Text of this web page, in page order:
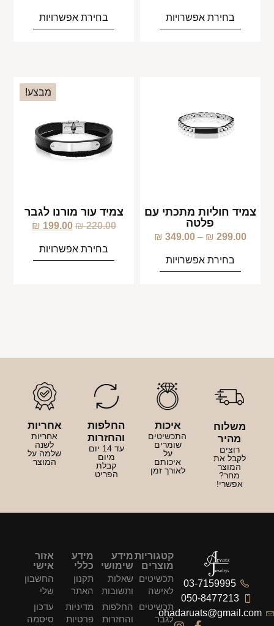
בחירת אפשרויות בחירת אפשרויות
צמיד חוליות מתכתי עם
פלטה
299.00
₪
–
349.00
₪
בחירת אפשרויות
מבצע!
צמיד עור מורנו לגבר
220.00
₪
199.00
₪
בחירת אפשרויות
משלוח
מהיר
רוצים
לקבל את
המוצר
מחר?
אפשרי!
איכות
התכשיטים
שומרים
על
איכותם
לאורך זמן
החלפות
והחזרות
עד 14 יום
מיום
קבלת
הפריט
אחריות
אחריות
לשנה
שלמה על
המוצר
03-7159995
050-8477213
ohadaruats@gmail.com
קטגוריות
מוצרים
תכשיטים
לאישה
תכשיטים
לגבר
מידע
שימושי
שאלות
ותשובות
החלפות
והחזרות
מידע
כללי
תקנון
האתר
מדיניות
פרטיות
אזור
אישי
החשבון
שלי
עדכון
סיסמה